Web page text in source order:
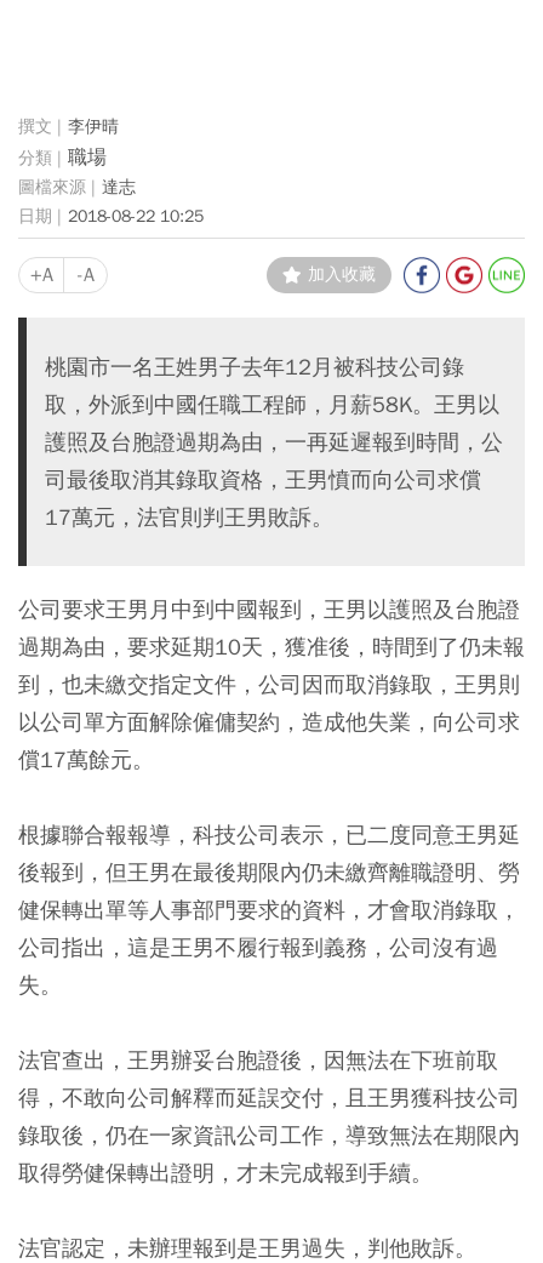
李伊晴
職場
達志
2018-08-22 10:25
+A -A 加入收藏
桃園市一名王姓男子去年12月被科技公司錄
取，外派到中國任職工程師，月薪58K。王男以
護照及台胞證過期為由，一再延遲報到時間，公
司最後取消其錄取資格，王男憤而向公司求償
17萬元，法官則判王男敗訴。
公司要求王男月中到中國報到，王男以護照及台胞證
過期為由，要求延期10天，獲准後，時間到了仍未報
到，也未繳交指定文件，公司因而取消錄取，王男則
以公司單方面解除僱傭契約，造成他失業，向公司求
償17萬餘元。
根據聯合報報導，科技公司表示，已二度同意王男延
後報到，但王男在最後期限內仍未繳齊離職證明、勞
健保轉出單等人事部門要求的資料，才會取消錄取，
公司指出，這是王男不履行報到義務，公司沒有過
失。
法官查出，王男辦妥台胞證後，因無法在下班前取
得，不敢向公司解釋而延誤交付，且王男獲科技公司
錄取後，仍在一家資訊公司工作，導致無法在期限內
取得勞健保轉出證明，才未完成報到手續。
法官認定，未辦理報到是王男過失，判他敗訴。